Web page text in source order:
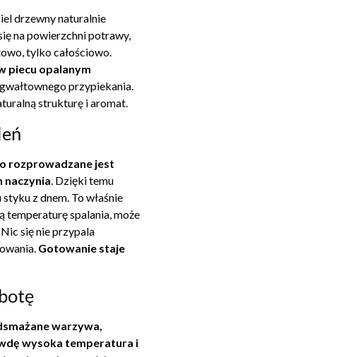
drzewny naturalnie
na powierzchni potrawy,
tylko całościowo.
piecu opalanym
przypiekania.
strukturę i aromat.
rozprowadzane jest
naczynia. Dzięki temu
z dnem. To właśnie
temperaturę spalania, może
się nie przypala
Gotowanie staje
warzywa,
wysoka temperatura i